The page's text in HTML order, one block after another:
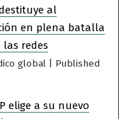
al
en plena batalla
redes
global
Published
elige a su nuevo